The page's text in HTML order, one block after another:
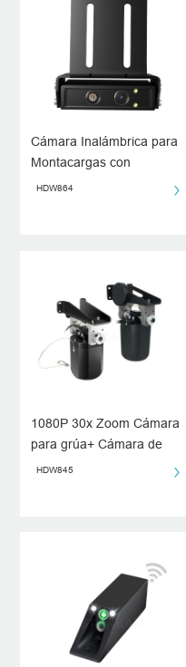
Cámara Inalámbrica para
Montacargas con
Posicionamiento Láser y
HDW864
1080P 30x Zoom Cámara
para grúa+ Cámara de
vigilancia inalámbrica
HDW845